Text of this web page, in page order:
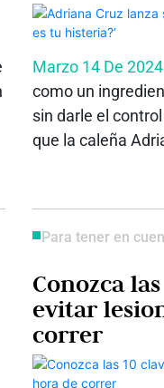
Marzo 14 De 2024
como un
sin darle el
que la caleña
Para tener en
Conozca
evitar
correr